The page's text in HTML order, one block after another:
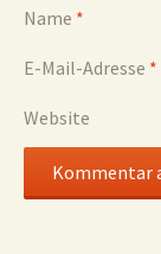
Name *
E-Mail-Adresse *
Website